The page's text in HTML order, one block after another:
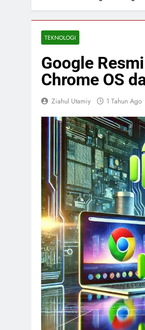
TEKNOLOGI
Google
Chrome OS
Ziahul Utamiy 1 Tahun Ago